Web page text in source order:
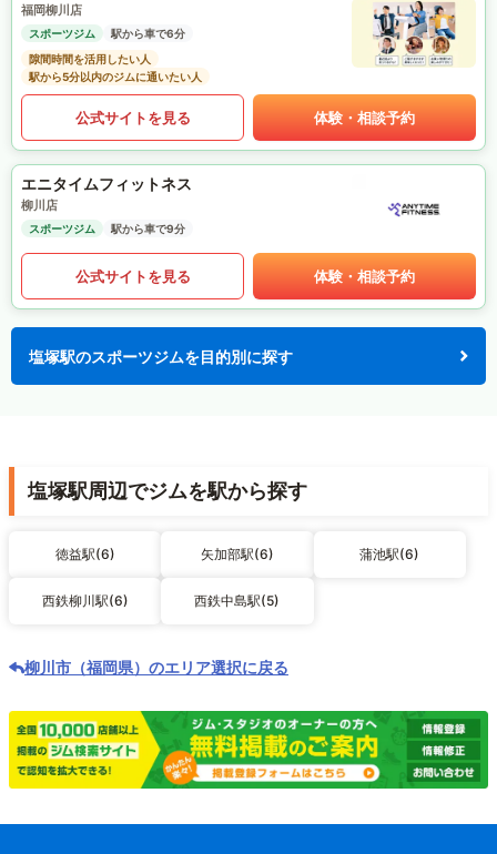
福岡柳川店
スポーツジム
駅から車で6分
隙間時間を活用したい人
駅から5分以内のジムに通いたい人
公式サイトを見る 体験・相談予約
エニタイムフィットネス
柳川店
スポーツジム 駅から車で9分
公式サイトを見る 体験・相談予約
塩塚駅のスポーツジムを目的別に探す
塩塚駅周辺でジムを駅から探す
徳益駅(6) 矢加部駅(6) 蒲池駅(6)
西鉄柳川駅(6) 西鉄中島駅(5)
柳川市（福岡県）のエリア選択に戻る